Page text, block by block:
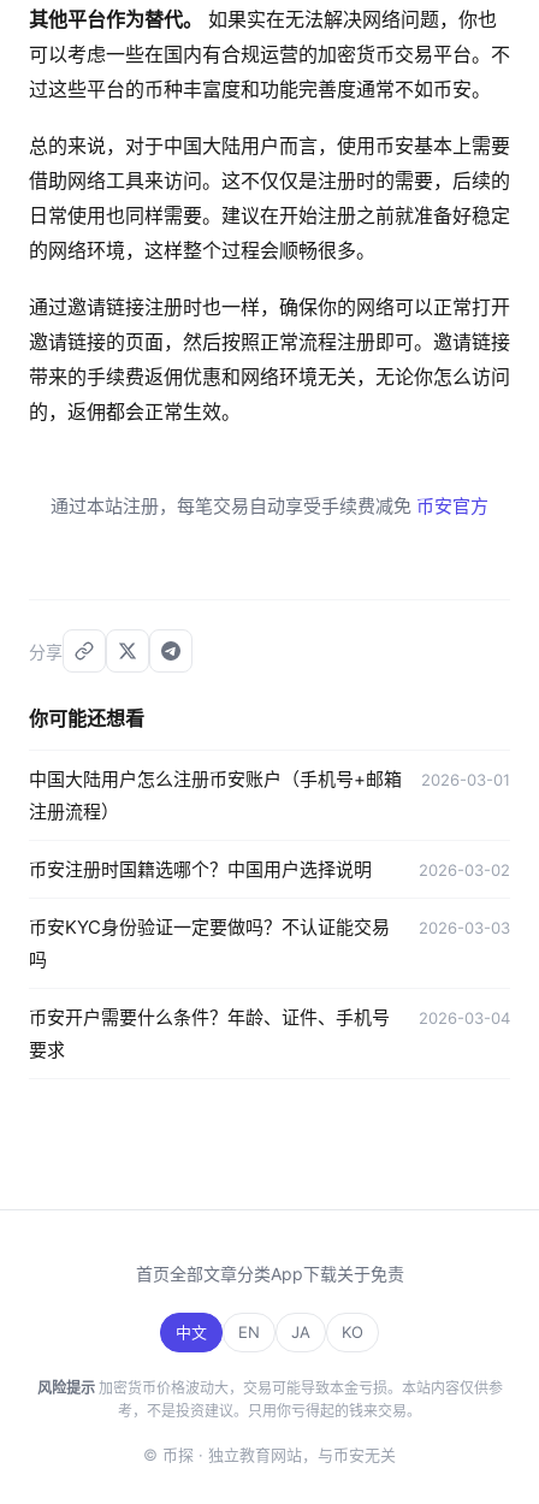
其他平台作为替代。
如果实在无法解决网络问题，你也
可以考虑一些在国内有合规运营的加密货币交易平台。不
过这些平台的币种丰富度和功能完善度通常不如币安。
总的来说，对于中国大陆用户而言，使用币安基本上需要
借助网络工具来访问。这不仅仅是注册时的需要，后续的
日常使用也同样需要。建议在开始注册之前就准备好稳定
的网络环境，这样整个过程会顺畅很多。
通过邀请链接注册时也一样，确保你的网络可以正常打开
邀请链接的页面，然后按照正常流程注册即可。邀请链接
带来的手续费返佣优惠和网络环境无关，无论你怎么访问
的，返佣都会正常生效。
通过本站注册，每笔交易自动享受手续费减免 币安官方
分享
你可能还想看
中国大陆用户怎么注册币安账户（手机号+邮箱
注册流程）
2026-03-01
币安注册时国籍选哪个？中国用户选择说明 2026-03-02
币安KYC身份验证一定要做吗？不认证能交易
吗
2026-03-03
币安开户需要什么条件？年龄、证件、手机号
要求
2026-03-04
首页全部文章分类App下载关于免责
中文 EN JA KO
风险提示加密货币价格波动大，交易可能导致本金亏损。本站内容仅供参
考，不是投资建议。只用你亏得起的钱来交易。
© 币探 · 独立教育网站，与币安无关